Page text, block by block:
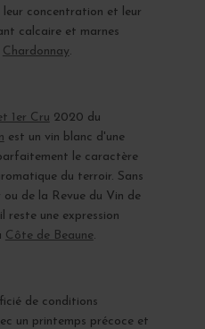
concentration et leur
calcaire et marnes
Chardonnay.
1er Cru 2020 du
est un vin blanc d'une
le caractère
du terroir. Sans
de la Revue du Vin de
reste une expression
Côte de Beaune.
de conditions
un printemps précoce et